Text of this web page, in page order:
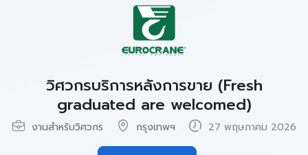
วิศวกรบริการหลังการขาย (Fresh
graduated are welcomed)
งานสำหรับวิศวกร กรุงเทพฯ 27 พฤษภาคม 2026